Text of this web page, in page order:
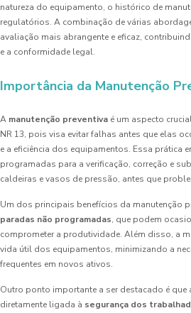
natureza do equipamento, o histórico de
regulatórios. A combinação de várias
avaliação mais abrangente e eficaz,
e a conformidade legal.
Importância da Manutenção
A manutenção preventiva é um aspecto
NR 13, pois visa evitar falhas antes que elas
e a eficiência dos equipamentos. Essa prática
programadas para a verificação, correção e
caldeiras e vasos de pressão, antes que
Um dos principais benefícios da manutenção
paradas não programadas, que podem
comprometer a produtividade. Além disso, a
vida útil dos equipamentos, minimizando a
frequentes em novos ativos.
Outro ponto importante a ser destacado é que
diretamente ligada à segurança dos